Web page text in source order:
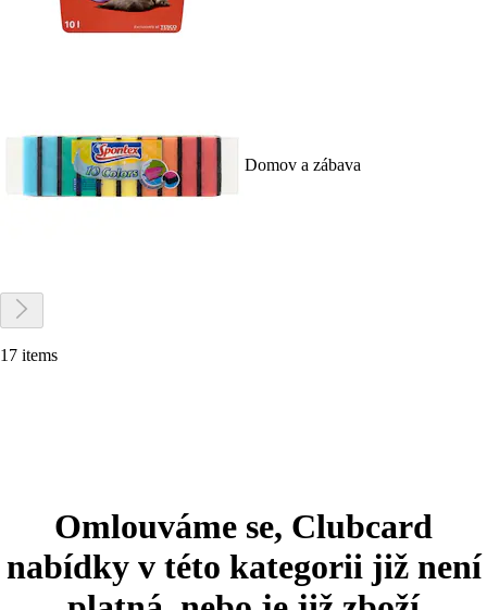
Domov a zábava
17 items
Omlouváme se, Clubcard
nabídky v této kategorii již není